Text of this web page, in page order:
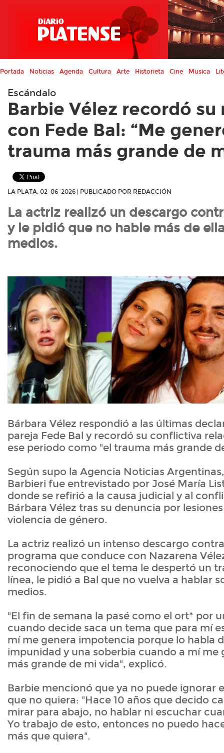
Portada Noticias Agenda Cultura Arte Historieta Cine Musica
Escándalo
Barbie Vélez recordó su
con Fede Bal: “Me
trauma más grande de
LA PLATA, 02-06-2026 | PUBLICADO POR REDACCIÓN
La actriz realizó un descargo
y le pidió que no hable más de
medios.
Bárbara Vélez respondió a las últimas
pareja Fede Bal y recordó su conflictiva
ese periodo como "el trauma más grande
Según supo la Agencia Noticias
Barbieri fue entrevistado por José María
donde se refirió a la causa judicial y al
Bárbara Vélez tras su denuncia por
violencia de género.
La actriz realizó un intenso descargo
programa que conduce con Nazarena
reconociendo que el tema le despertó un
línea, le pidió a Bal que no vuelva a hablar
medios.
"El fin de semana la pasé como el ort* por
cuando decide saca un tema que para mí
mí me genera impotencia porque lo habla
impunidad y una soberbia cuando a mí me
más grande de mi vida", explicó.
Barbie mencionó que ya no puede ignorar
que no quiera: "Hace 10 años que decido
mirar para abajo, no hablar ni escuchar
Yo trabajo de esto, entonces no puedo
más que quiera".